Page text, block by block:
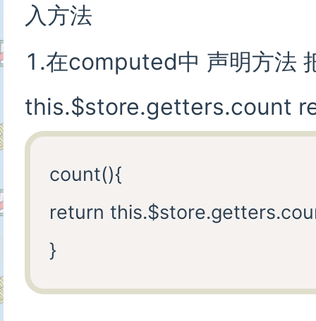
入方法
1.在computed中 声明方法
this.$store.getters.count
count(){
return